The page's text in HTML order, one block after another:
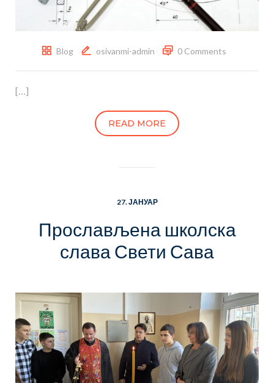
Blog osivanmi-admin 0 Comments
[…]
READ MORE
27. ЈАНУАР
Прослављена школска
слава Свети Сава